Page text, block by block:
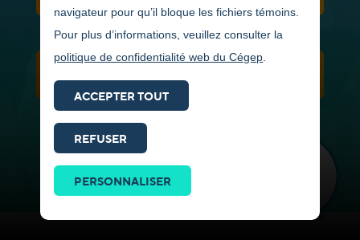
navigateur pour qu’il bloque les fichiers témoins.
Pour plus d’informations, veuillez consulter la
politique de confidentialité web du Cégep
ACCEPTER TOUT
REFUSER
PERSONNALISER